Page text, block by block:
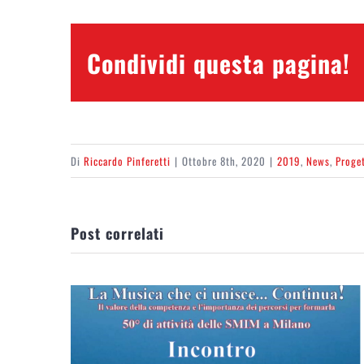
Condividi questa pagina!
Di Riccardo Pinferetti | Ottobre 8th, 2020 | 2019, News,
Post correlati